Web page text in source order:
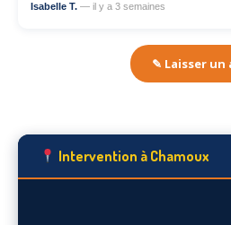
Isabelle T. — il y a 3 semaines
✎ Laisser un
Intervention à Chamoux